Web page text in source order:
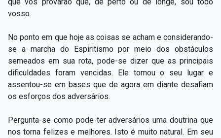
vosso.
No ponto em que hoje as coisas se acham e considerando-
se a marcha do Espiritismo por meio dos obstáculos
semeados em sua rota, pode-se dizer que as principais
dificuldades foram vencidas. Ele tomou o seu lugar e
assentou-se em bases que de agora em diante desafiam
os esforços dos adversários.
Pergunta-se como pode ter adversários uma doutrina que
nos torna felizes e melhores. Isto é muito natural. Em seu